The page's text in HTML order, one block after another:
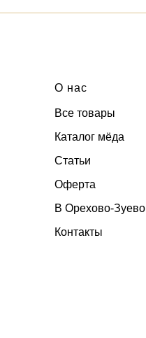
О нас
Все товары
Каталог мёда
Статьи
Оферта
В Орехово-Зуево
Контакты